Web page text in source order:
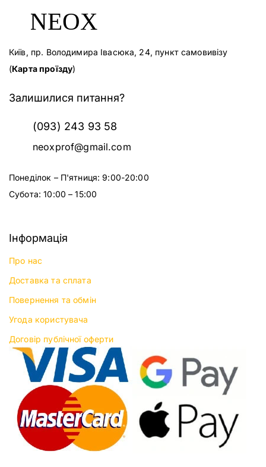
Київ, пр. Володимира Івасюка, 24, пункт самовивізу
(Карта проїзду)
Залишилися питання?
(093) 243 93 58
neoxprof@gmail.com
Понеділок – П'ятниця: 9:00-20:00
Субота: 10:00 – 15:00
Інформація
Про нас
Доставка та сплата
Повернення та обмін
Угода користувача
Договір публічної оферти